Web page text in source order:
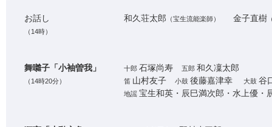
お話し
（14時）
和久荘太郎 （宝生流能楽師） 金子直樹
舞囃子「小袖曽我」
（14時20分）
十郎 石塚尚寿 五郎 和久凜太郎
笛 山村友子 小鼓 後藤嘉津幸 大鼓 谷
地謡 宝生和英・辰巳満次郎・水上優・